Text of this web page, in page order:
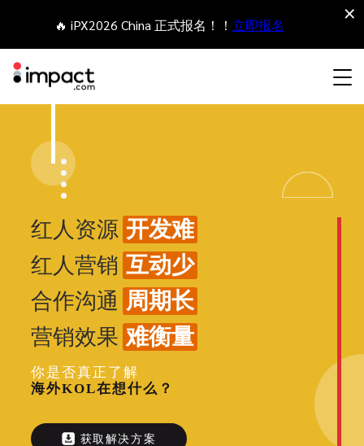
合作伙伴营销管理平台
无论何种合作伙伴关系，皆可全程把控整个生命周期
签约 支付
追踪
保护 监控
网红营销管理平台
探索、管理和评估海外内容营销项目
推荐营销管理平台
网红营销
联盟营销
推荐营销
移动端合作伙伴
业务开发
分析归因
SaaS合作伙伴营销
合作伙伴入门
网盟合作伙伴联盟
网红合作伙伴
移动应用合作伙伴
媒体合作伙伴
Agency partners
Agency directory
Technology partners
Technology partners directory
Referral partners
资源概括
干货文章
出海生态观察
成功案例
合作伙伴经济
iPX25 China 出海峰会
活动中心
关于impact.com
加入impact.com
新闻中心
可持续发展
English
日本語
Italiano
Français
Deutsch
🔥 iPX2026 China 正式报名！！ 立即报名
×
红人资源 开发难
红人营销 互动少
合作沟通 周期长
营销效果 难衡量
你是否真正了解
海外KOL在想什么？
获取解决方案